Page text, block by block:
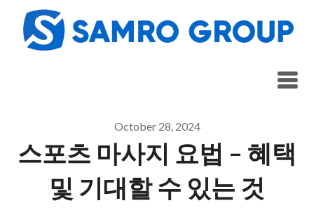
content
October 28, 2024
스포츠 마사지 요법 – 혜택
및 기대할 수 있는 것